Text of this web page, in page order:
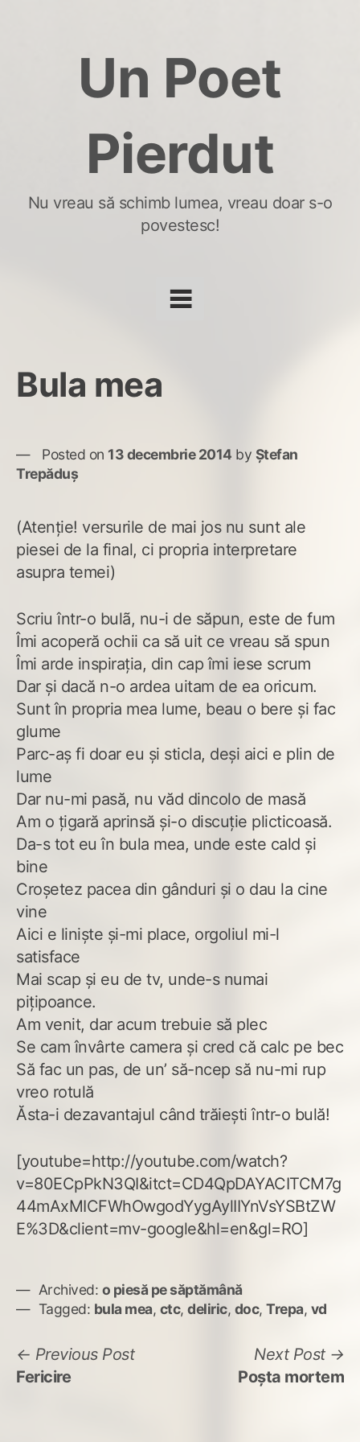
Un Poet
Pierdut
Nu vreau să schimb lumea, vreau doar s-o
povestesc!
Bula mea
Posted on 13 decembrie 2014 by Ștefan
Trepăduș
(Atenție! versurile de mai jos nu sunt ale
piesei de la final, ci propria interpretare
asupra temei)
Scriu într-o bulã, nu-i de săpun, este de fum
Îmi acoperă ochii ca să uit ce vreau să spun
Îmi arde inspirația, din cap îmi iese scrum
Dar și dacă n-o ardea uitam de ea oricum.
Sunt în propria mea lume, beau o bere și fac
glume
Parc-aș fi doar eu și sticla, deși aici e plin de
lume
Dar nu-mi pasă, nu văd dincolo de masă
Am o țigară aprinsă și-o discuție plicticoasă.
Da-s tot eu în bula mea, unde este cald și
bine
Croșetez pacea din gânduri și o dau la cine
vine
Aici e liniște și-mi place, orgoliul mi-l
satisface
Mai scap și eu de tv, unde-s numai
pițipoance.
Am venit, dar acum trebuie să plec
Se cam învârte camera și cred că calc pe bec
Să fac un pas, de un’ să-ncep să nu-mi rup
vreo rotulă
Ăsta-i dezavantajul când trăiești într-o bulă!
[youtube=http://youtube.com/watch?
v=80ECpPkN3QI&itct=CD4QpDAYACITCM7g
44mAxMICFWhOwgodYygAylIIYnVsYSBtZW
E%3D&client=mv-google&hl=en&gl=RO]
Archived: o piesă pe săptămână
Tagged: bula mea, ctc, deliric, doc, Trepa, vd
Navigare
în
Previous PostPrevious
Fericire
Next Post
Poșta mortem